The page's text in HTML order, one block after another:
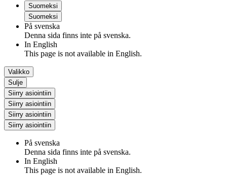
Suomeksi
Suomeksi
På svenska
Denna sida finns inte på svenska.
In English
This page is not available in English.
Valikko
Sulje
Siirry asiointiin
Siirry asiointiin
Siirry asiointiin
Siirry asiointiin
På svenska
Denna sida finns inte på svenska.
In English
This page is not available in English.